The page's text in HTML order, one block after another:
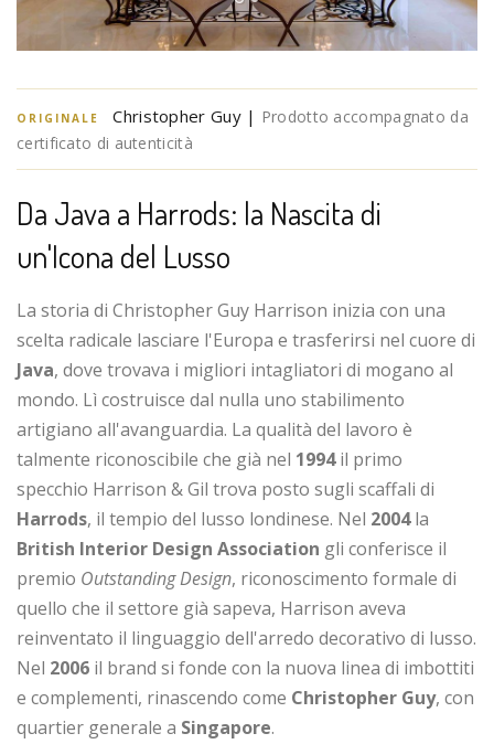
ORIGINALE Christopher Guy | Prodotto accompagnato da
certificato di autenticità
Da Java a Harrods: la Nascita di
un'Icona del Lusso
La storia di Christopher Guy Harrison inizia con una
scelta radicale lasciare l'Europa e trasferirsi nel cuore di
Java, dove trovava i migliori intagliatori di mogano al
mondo. Lì costruisce dal nulla uno stabilimento
artigiano all'avanguardia. La qualità del lavoro è
talmente riconoscibile che già nel 1994il primo
specchio Harrison & Gil trova posto sugli scaffali di
Harrods, il tempio del lusso londinese. Nel 2004la
British Interior Design Association gli conferisce il
premio Outstanding Design, riconoscimento formale di
quello che il settore già sapeva, Harrison aveva
reinventato il linguaggio dell'arredo decorativo di lusso.
Nel 2006 il brand si fonde con la nuova linea di imbottiti
e complementi, rinascendo come Christopher Guy, con
quartier generale a Singapore.